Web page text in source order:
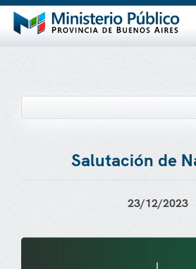
Salutación de
23/12/2023